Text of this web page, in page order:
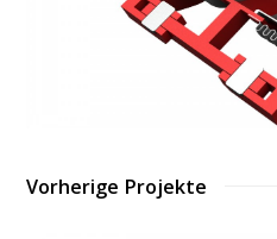
Vorherige Projekte